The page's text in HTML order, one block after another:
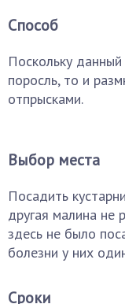
Способ
Поскольку
поросль, то и
отпрысками.
Выбор места
Посадить
другая малина не
здесь не было
болезни у них
Сроки